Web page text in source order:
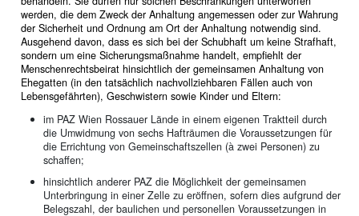
werden, die dem Zweck der Anhaltung angemessen oder zur Wahrung
der Sicherheit und Ordnung am Ort der Anhaltung notwendig sind.
Ausgehend davon, dass es sich bei der Schubhaft um keine Strafhaft,
sondern um eine Sicherungsmaßnahme handelt, empfiehlt der
Menschenrechtsbeirat hinsichtlich der gemeinsamen Anhaltung von
Ehegatten (in den tatsächlich nachvollziehbaren Fällen auch von
Lebensgefährten), Geschwistern sowie Kinder und Eltern:
im PAZ Wien Rossauer Lände in einem eigenen Traktteil durch
die Umwidmung von sechs Hafträumen die Voraussetzungen für
die Errichtung von Gemeinschaftszellen (à zwei Personen) zu
schaffen;
hinsichtlich anderer PAZ die Möglichkeit der gemeinsamen
Unterbringung in einer Zelle zu eröffnen, sofern dies aufgrund der
Belegszahl, der baulichen und personellen Voraussetzungen in